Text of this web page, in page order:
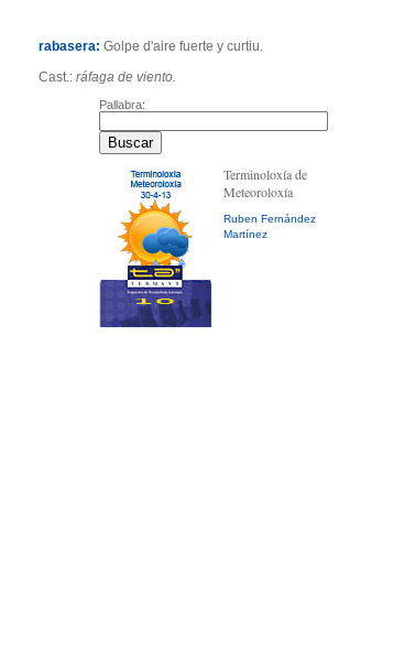
rabasera: Golpe d'aire fuerte y curtiu.
Cast.: ráfaga de viento.
Pallabra:
Terminoloxía de
Meteoroloxía
Ruben Fernández
Martínez